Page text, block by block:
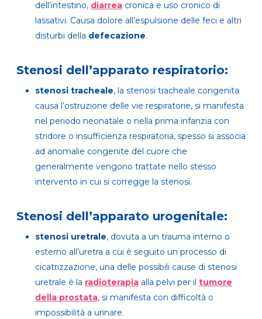
dell’intestino, diarrea cronica e uso cronico di
lassativi. Causa dolore all’espulsione delle feci e altri
disturbi della defecazione.
Stenosi dell’apparato respiratorio:
stenosi tracheale, la stenosi tracheale congenita
causa l’ostruzione delle vie respiratorie, si manifesta
nel periodo neonatale o nella prima infanzia con
stridore o insufficienza respiratoria, spesso si associa
ad anomalie congenite del cuore che
generalmente vengono trattate nello stesso
intervento in cui si corregge la stenosi.
Stenosi dell’apparato urogenitale:
stenosi uretrale, dovuta a un trauma interno o
esterno all’uretra a cui è seguito un processo di
cicatrizzazione, una delle possibili cause di stenosi
uretrale è la radioterapia alla pelvi per il tumore
della prostata, si manifesta con difficoltà o
impossibilità a urinare.